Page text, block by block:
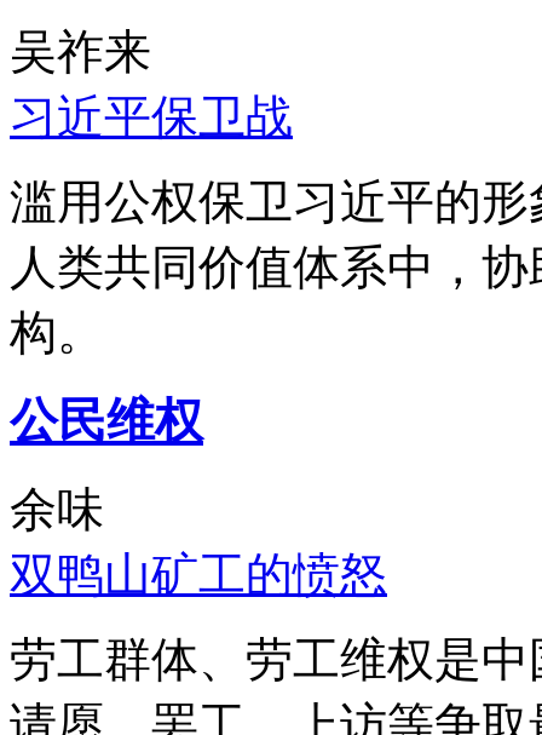
吴祚来
习近平保卫战
滥用公权保卫习近平的
人类共同价值体系中，
构。
公民维权
余味
双鸭山矿工的愤怒
劳工群体、劳工维权是